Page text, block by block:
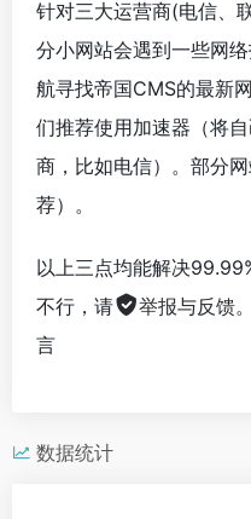
针对三大运营商(电信、
分小网站会遇到一些网
航寻找帝国CMS的最新
们推荐使用加速器（将
商，比如电信）。部分
荐）。
以上三点均能解决
不行，请
举报与反馈
言
数据统计